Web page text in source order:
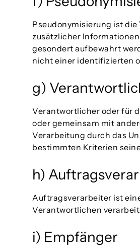
Pseudonymisierung ist
zusätzlicher
gesondert aufbewahrt
nicht einer identifizierten
g)
Verantwortlicher oder für
oder gemeinsam mit
Verarbeitung durch das
bestimmten Kriterien
h)
Auftragsverarbeiter ist
Verantwortlichen
i) Empfänger